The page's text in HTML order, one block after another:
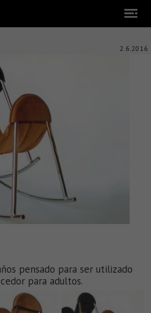
2.6.2016
pensado para ser utilizado
para adultos.